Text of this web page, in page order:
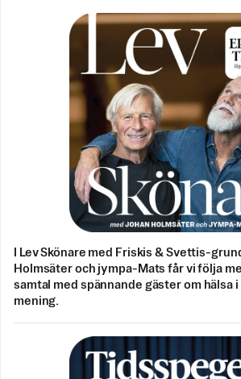
I Lev Skönare med Friskis & Svettis-
Holmsäter och jympa-Mats får vi följa
samtal med spännande gäster om hälsa
mening.